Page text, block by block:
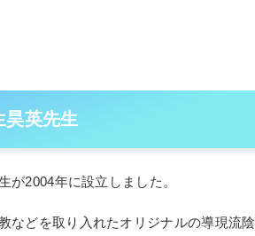
英先生
が2004年に設立しました。
などを取り入れたオリジナルの導現流陰